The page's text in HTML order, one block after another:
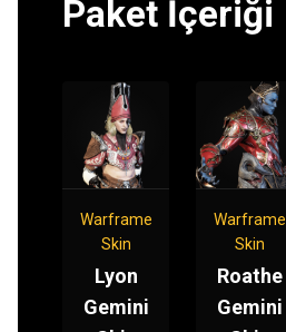
Paket İçeriği
Warframe
Skin
Lyon
Gemini
Warframe
Skin
Roathe
Gemini